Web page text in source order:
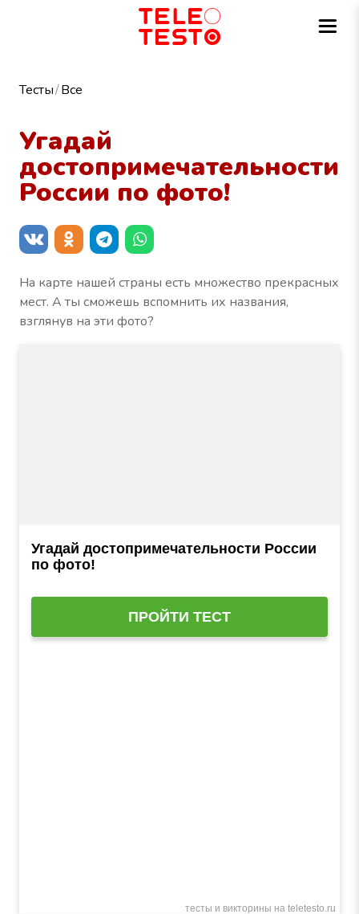
Тесты Все
Угадай
достопримечательности
России по фото!
На карте нашей страны есть множество прекрасных
мест. А ты сможешь вспомнить их названия,
взглянув на эти фото?